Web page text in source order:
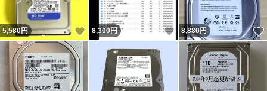
5,580円 いいね！
8,300円 いいね！
8,880円